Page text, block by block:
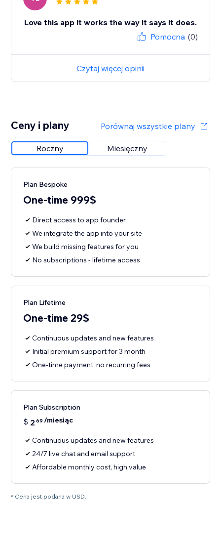
Love this app it works the way it says it does.
Pomocna (0)
Czytaj więcej opinii
Ceny i plany Porównaj wszystkie plany
Roczny Miesięczny
Plan Bespoke
One-time 999$
Direct access to app founder
We integrate the app into your site
We build missing features for you
No subscriptions - lifetime access
Plan Lifetime
One-time 29$
Continuous updates and new features
Initial premium support for 3 month
One-time payment, no recurring fees
Plan Subscription
$ 2 69 /miesiąc
Continuous updates and new features
24/7 live chat and email support
Affordable monthly cost, high value
* Cena jest podana w USD.